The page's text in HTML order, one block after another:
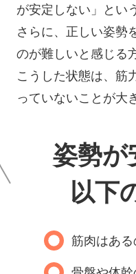
が安定しない」とい
さらに、正しい姿勢
のが難しいと感じる
こうした状態は、筋
っていないことが大
姿勢が
以下
筋肉はあ